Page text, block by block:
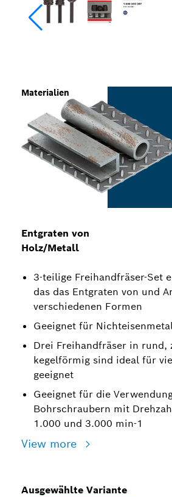
Entgraten von
Holz/Metall
3-teilige Freihandfräser-Set
das das Entgraten von und
verschiedenen Formen
Geeignet für
Drei Freihandfräser in rund,
kegelförmig sind ideal für
geeignet
Geeignet für die
Bohrschraubern mit
1.000 und 3.000 min-1
View more
Materialien
Ausgewählte Variante